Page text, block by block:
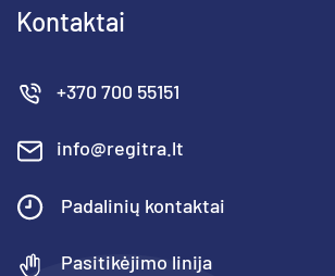
Kontaktai
+370 700 55151
info@regitra.lt
Padalinių kontaktai
Pasitikėjimo linija